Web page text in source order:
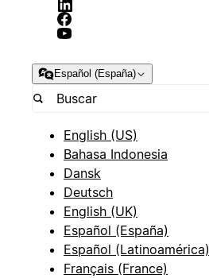
Español (España)
English (US)
Bahasa Indonesia
Dansk
Deutsch
English (UK)
Español (España)
Español (Latinoamérica)
Français (France)